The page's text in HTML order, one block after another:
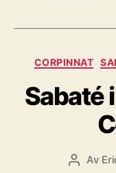
CORPINNAT
Sabaté
Av